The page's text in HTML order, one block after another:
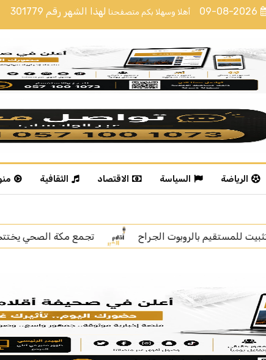
أهلا وسهلا بكم متصفحنا لهذا الشهر رقم 301779 09-08-2026
الرياضة السياسة الاقتصاد الثقافية
تجمع مكة الصحي يختتم حملة التطعيمات الميدانية في قرى